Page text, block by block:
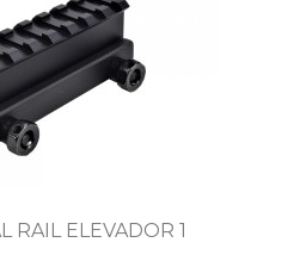
RAIL ELEVADOR 1